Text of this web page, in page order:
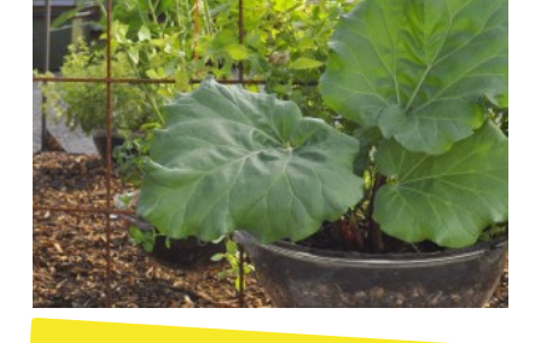
2016
La Facto
Landscriptum
Atelier 29
L'équipe de paysagistes de Landscriptum
(Alexandre Libersart & Maryline Tagliabue) et celle
des constructeurs de la Facto ont conçu et réalisé